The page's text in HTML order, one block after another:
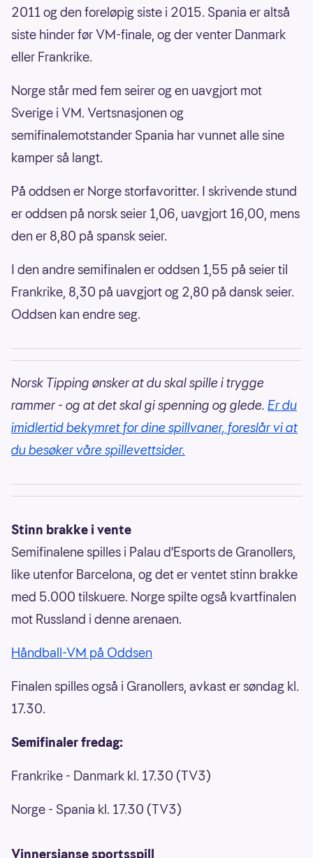
2011 og den foreløpig siste i 2015. Spania er altså
siste hinder før VM-finale, og der venter Danmark
eller Frankrike.
Norge står med fem seirer og en uavgjort mot
Sverige i VM. Vertsnasjonen og
semifinalemotstander Spania har vunnet alle sine
kamper så langt.
På oddsen er Norge storfavoritter. I skrivende stund
er oddsen på norsk seier 1,06, uavgjort 16,00, mens
den er 8,80 på spansk seier.
I den andre semifinalen er oddsen 1,55 på seier til
Frankrike, 8,30 på uavgjort og 2,80 på dansk seier.
Oddsen kan endre seg.
Norsk Tipping ønsker at du skal spille i trygge
rammer - og at det skal gi spenning og glede. Er du
imidlertid bekymret for dine spillvaner, foreslår vi at
du besøker våre spillevettsider.
Stinn brakke i vente
Semifinalene spilles i Palau d'Esports de Granollers,
like utenfor Barcelona, og det er ventet stinn brakke
med 5.000 tilskuere. Norge spilte også kvartfinalen
mot Russland i denne arenaen.
Håndball-VM på Oddsen
Finalen spilles også i Granollers, avkast er søndag kl.
17.30.
Semifinaler fredag:
Frankrike - Danmark kl. 17.30 (TV3)
Norge - Spania kl. 17.30 (TV3)
Vinnersjanse sportsspill